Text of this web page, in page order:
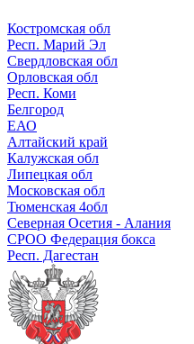
Костромская обл
Респ. Марий Эл
Свердловская обл
Орловская обл
Респ. Коми
Белгород
ЕАО
Алтайский край
Калужская обл
Липецкая обл
Московская обл
Тюменская 4обл
Северная Осетия - Алания
СРОО Федерация бокса
Респ. Дагестан